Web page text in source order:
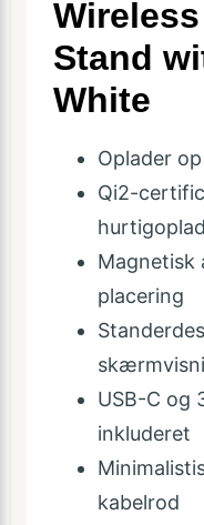
Stand
White
Oplader
Qi2-
Magnetisk
placering
USB-C og
inkluderet
kabelrod